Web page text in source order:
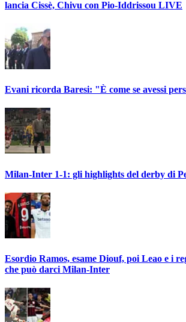
lancia Cissè, Chivu con Pio-Iddrissou LIVE
Evani ricorda Baresi: "È come se avessi
Milan-Inter 1-1: gli highlights del derby di
Esordio Ramos, esame Diouf, poi Leao e i
che può darci Milan-Inter